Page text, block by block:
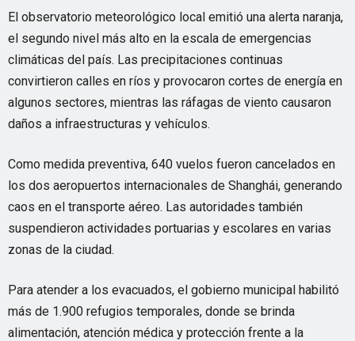
El observatorio meteorológico local emitió una alerta naranja,
el segundo nivel más alto en la escala de emergencias
climáticas del país. Las precipitaciones continuas
convirtieron calles en ríos y provocaron cortes de energía en
algunos sectores, mientras las ráfagas de viento causaron
daños a infraestructuras y vehículos.
Como medida preventiva, 640 vuelos fueron cancelados en
los dos aeropuertos internacionales de Shanghái, generando
caos en el transporte aéreo. Las autoridades también
suspendieron actividades portuarias y escolares en varias
zonas de la ciudad.
Para atender a los evacuados, el gobierno municipal habilitó
más de 1.900 refugios temporales, donde se brinda
alimentación, atención médica y protección frente a la